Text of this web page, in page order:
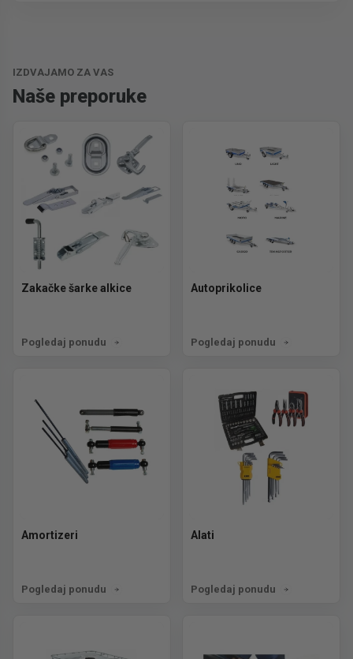
IZDVAJAMO ZA VAS
Naše preporuke
Zakačke šarke alkice
Pogledaj ponudu
Autoprikolice
Pogledaj ponudu
Amortizeri
Pogledaj ponudu
Alati
Pogledaj ponudu